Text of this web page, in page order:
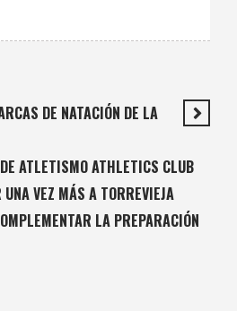
DE NATACIÓN DE LA
ATLETISMO ATHLETICS CLUB
VEZ MÁS A TORREVIEJA
LA PREPARACIÓN